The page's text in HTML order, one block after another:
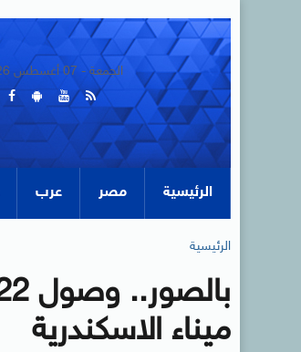
الجمعة - 07 أغسطس 2026
الرئيسية مصر عرب
الرئيسية
ميناء الاسكندرية